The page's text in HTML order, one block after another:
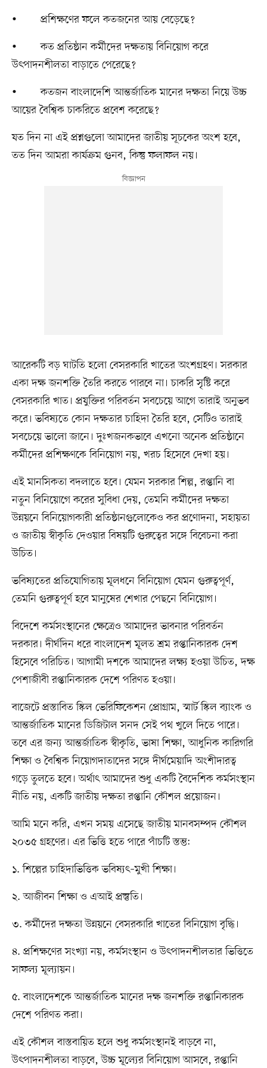
• প্রশিক্ষণের ফলে কতজনের আয় বেড়েছে?
• কত প্রতিষ্ঠান কর্মীদের দক্ষতায় বিনিয়োগ করে
উৎপাদনশীলতা বাড়াতে পেরেছে?
• কতজন বাংলাদেশি আন্তর্জাতিক মানের দক্ষতা নিয়ে উচ্চ
আয়ের বৈশ্বিক চাকরিতে প্রবেশ করেছে?
যত দিন না এই প্রশ্নগুলো আমাদের জাতীয় সূচকের অংশ হবে,
তত দিন আমরা কার্যক্রম গুনব, কিন্তু ফলাফল নয়।
আরেকটি বড় ঘাটতি হলো বেসরকারি খাতের অংশগ্রহণ। সরকার
একা দক্ষ জনশক্তি তৈরি করতে পারবে না। চাকরি সৃষ্টি করে
বেসরকারি খাত। প্রযুক্তির পরিবর্তন সবচেয়ে আগে তারাই অনুভব
করে। ভবিষ্যতে কোন দক্ষতার চাহিদা তৈরি হবে, সেটিও তারাই
সবচেয়ে ভালো জানে। দুঃখজনকভাবে এখনো অনেক প্রতিষ্ঠানে
কর্মীদের প্রশিক্ষণকে বিনিয়োগ নয়, খরচ হিসেবে দেখা হয়।
এই মানসিকতা বদলাতে হবে। যেমন সরকার শিল্প, রপ্তানি বা
নতুন বিনিয়োগে করের সুবিধা দেয়, তেমনি কর্মীদের দক্ষতা
উন্নয়নে বিনিয়োগকারী প্রতিষ্ঠানগুলোকেও কর প্রণোদনা, সহায়তা
ও জাতীয় স্বীকৃতি দেওয়ার বিষয়টি গুরুত্বের সঙ্গে বিবেচনা করা
উচিত।
ভবিষ্যতের প্রতিযোগিতায় মূলধনে বিনিয়োগ যেমন গুরুত্বপূর্ণ,
তেমনি গুরুত্বপূর্ণ হবে মানুষের শেখার পেছনে বিনিয়োগ।
বিদেশে কর্মসংস্থানের ক্ষেত্রেও আমাদের ভাবনার পরিবর্তন
দরকার। দীর্ঘদিন ধরে বাংলাদেশ মূলত শ্রম রপ্তানিকারক দেশ
হিসেবে পরিচিত। আগামী দশকে আমাদের লক্ষ্য হওয়া উচিত, দক্ষ
পেশাজীবী রপ্তানিকারক দেশে পরিণত হওয়া।
বাজেটে প্রস্তাবিত স্কিল ভেরিফিকেশন প্রোগ্রাম, স্মার্ট স্কিল ব্যাংক ও
আন্তর্জাতিক মানের ডিজিটাল সনদ সেই পথ খুলে দিতে পারে।
তবে এর জন্য আন্তর্জাতিক স্বীকৃতি, ভাষা শিক্ষা, আধুনিক কারিগরি
শিক্ষা ও বৈশ্বিক নিয়োগদাতাদের সঙ্গে দীর্ঘমেয়াদি অংশীদারত্ব
গড়ে তুলতে হবে। অর্থাৎ আমাদের শুধু একটি বৈদেশিক কর্মসংস্থান
নীতি নয়, একটি জাতীয় দক্ষতা রপ্তানি কৌশল প্রয়োজন।
আমি মনে করি, এখন সময় এসেছে জাতীয় মানবসম্পদ কৌশল
২০৩৫ গ্রহণের। এর ভিত্তি হতে পারে পাঁচটি স্তম্ভ:
১. শিল্পের চাহিদাভিত্তিক ভবিষ্যৎ–মুখী শিক্ষা।
২. আজীবন শিক্ষা ও এআই প্রস্তুতি।
৩. কর্মীদের দক্ষতা উন্নয়নে বেসরকারি খাতের বিনিয়োগ বৃদ্ধি।
৪. প্রশিক্ষণের সংখ্যা নয়, কর্মসংস্থান ও উৎপাদনশীলতার ভিত্তিতে
সাফল্য মূল্যায়ন।
৫. বাংলাদেশকে আন্তর্জাতিক মানের দক্ষ জনশক্তি রপ্তানিকারক
দেশে পরিণত করা।
এই কৌশল বাস্তবায়িত হলে শুধু কর্মসংস্থানই বাড়বে না,
উৎপাদনশীলতা বাড়বে, উচ্চ মূল্যের বিনিয়োগ আসবে, রপ্তানি